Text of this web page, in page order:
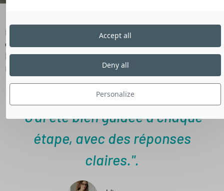
Et maintenant ?
Nous poursuivons notre démarche d’amélioration
continue, en lien étroit avec les retours des
bénéficiaires et de nos partenaires. Chaque
reconversion réussie est une victoire partagée.
"J’ai été bien guidée à chaque
étape, avec des réponses
claires.".
Personalize
Deny all
Accept all